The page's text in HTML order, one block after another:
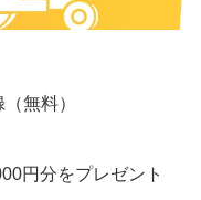
無料）
円分をプレゼント